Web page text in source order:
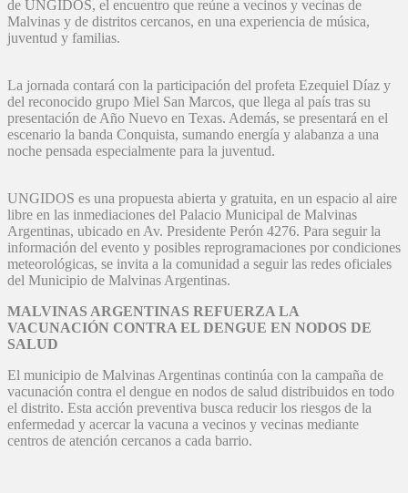
de UNGIDOS, el encuentro que reúne a vecinos y vecinas de
Malvinas y de distritos cercanos, en una experiencia de música,
juventud y familias.
La jornada contará con la participación del profeta Ezequiel Díaz y
del reconocido grupo Miel San Marcos, que llega al país tras su
presentación de Año Nuevo en Texas. Además, se presentará en el
escenario la banda Conquista, sumando energía y alabanza a una
noche pensada especialmente para la juventud.
UNGIDOS es una propuesta abierta y gratuita, en un espacio al aire
libre en las inmediaciones del Palacio Municipal de Malvinas
Argentinas, ubicado en Av. Presidente Perón 4276. Para seguir la
información del evento y posibles reprogramaciones por condiciones
meteorológicas, se invita a la comunidad a seguir las redes oficiales
del Municipio de Malvinas Argentinas.
MALVINAS ARGENTINAS REFUERZA LA
VACUNACIÓN CONTRA EL DENGUE EN NODOS DE
SALUD
El municipio de Malvinas Argentinas continúa con la campaña de
vacunación contra el dengue en nodos de salud distribuidos en todo
el distrito. Esta acción preventiva busca reducir los riesgos de la
enfermedad y acercar la vacuna a vecinos y vecinas mediante
centros de atención cercanos a cada barrio.